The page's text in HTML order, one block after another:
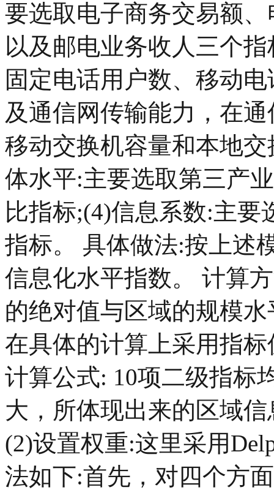
要选取电子商务交易额
以及邮电业务收人三个
固定电话用户数、移动
及通信网传输能力，在
移动交换机容量和本地
体水平:主要选取第三产
比指标;(4)信息系数:主要
指标。 具体做法:按上述
信息化水平指数。 计算
的绝对值与区域的规模
在具体的计算上采用指
计算公式: 10项二级指标
大，所体现出来的区域
(2)设置权重:这里采用
法如下:首先，对四个方